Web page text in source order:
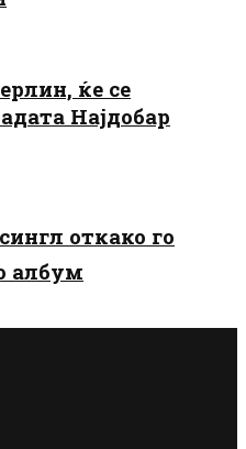
ќе се
Најдобар
откако го
албум